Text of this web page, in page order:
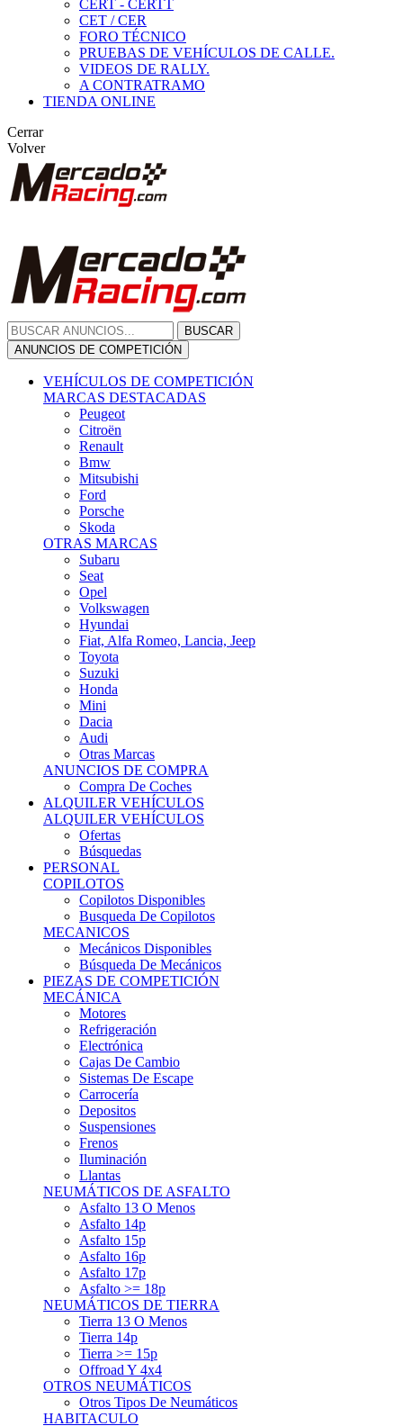
CERT - CERTT
CET / CER
FORO TÉCNICO
PRUEBAS DE VEHÍCULOS DE CALLE.
VIDEOS DE RALLY.
A CONTRATRAMO
TIENDA ONLINE
Cerrar
Volver
BUSCAR
ANUNCIOS DE COMPETICIÓN
VEHÍCULOS DE COMPETICIÓN
MARCAS DESTACADAS
Peugeot
Citroën
Renault
Bmw
Mitsubishi
Ford
Porsche
Skoda
OTRAS MARCAS
Subaru
Seat
Opel
Volkswagen
Hyundai
Fiat, Alfa Romeo, Lancia, Jeep
Toyota
Suzuki
Honda
Mini
Dacia
Audi
Otras Marcas
ANUNCIOS DE COMPRA
Compra De Coches
ALQUILER VEHÍCULOS
ALQUILER VEHÍCULOS
Ofertas
Búsquedas
PERSONAL
COPILOTOS
Copilotos Disponibles
Busqueda De Copilotos
MECANICOS
Mecánicos Disponibles
Búsqueda De Mecánicos
PIEZAS DE COMPETICIÓN
MECÁNICA
Motores
Refrigeración
Electrónica
Cajas De Cambio
Sistemas De Escape
Carrocería
Depositos
Suspensiones
Frenos
Iluminación
Llantas
NEUMÁTICOS DE ASFALTO
Asfalto 13 O Menos
Asfalto 14p
Asfalto 15p
Asfalto 16p
Asfalto 17p
Asfalto >= 18p
NEUMÁTICOS DE TIERRA
Tierra 13 O Menos
Tierra 14p
Tierra >= 15p
Offroad Y 4x4
OTROS NEUMÁTICOS
Otros Tipos De Neumáticos
HABITACULO
Asiento Baquet